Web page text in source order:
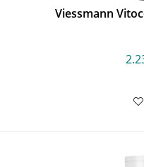
Viessmann